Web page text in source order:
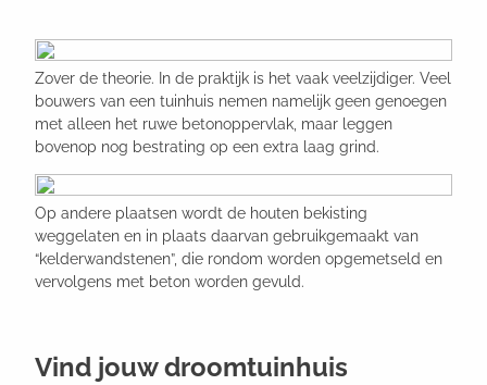
Zover de theorie. In de praktijk is het vaak veelzijdiger. Veel
bouwers van een tuinhuis nemen namelijk geen genoegen
met alleen het ruwe betonoppervlak, maar leggen
bovenop nog bestrating op een extra laag grind.
Op andere plaatsen wordt de houten bekisting
weggelaten en in plaats daarvan gebruikgemaakt van
“kelderwandstenen”, die rondom worden opgemetseld en
vervolgens met beton worden gevuld.
Vind jouw droomtuinhuis